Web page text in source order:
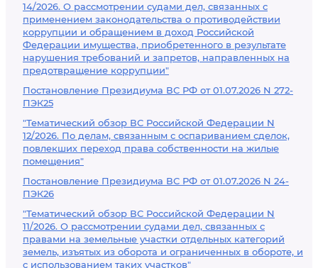
14/2026. О рассмотрении судами дел, связанных с
применением законодательства о противодействии
коррупции и обращением в доход Российской
Федерации имущества, приобретенного в результате
нарушения требований и запретов, направленных на
предотвращение коррупции"
Постановление Президиума ВС РФ от 01.07.2026 N 272-
ПЭК25
"Тематический обзор ВС Российской Федерации N
12/2026. По делам, связанным с оспариванием сделок,
повлекших переход права собственности на жилые
помещения"
Постановление Президиума ВС РФ от 01.07.2026 N 24-
ПЭК26
"Тематический обзор ВС Российской Федерации N
11/2026. О рассмотрении судами дел, связанных с
правами на земельные участки отдельных категорий
земель, изъятых из оборота и ограниченных в обороте, и
с использованием таких участков"